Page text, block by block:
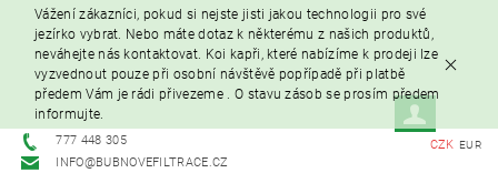
Vážení zákazníci, pokud si nejste jisti jakou technologii pro své
jezírko vybrat. Nebo máte dotaz k některému z našich produktů,
neváhejte nás kontaktovat. Koi kapři, které nabízíme k prodeji lze
vyzvednout pouze při osobní návštěvě popřípadě při platbě
předem Vám je rádi přivezeme . O stavu zásob se prosím předem
informujte.
777 448 305
INFO@BUBNOVEFILTRACE.CZ
CZK EUR